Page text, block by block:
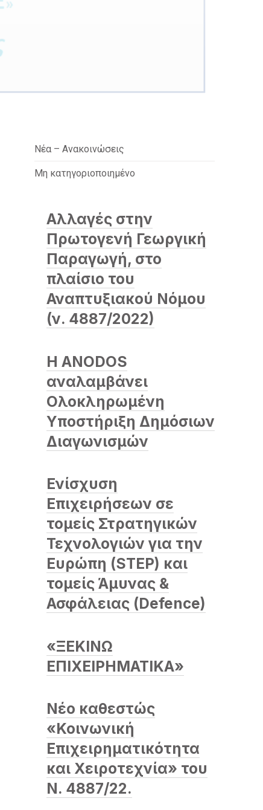
Nέα – Ανακοινώσεις
Μη κατηγοριοποιημένο
Αλλαγές στην
Πρωτογενή Γεωργική
Παραγωγή, στο
πλαίσιο του
Αναπτυξιακού Νόμου
(ν. 4887/2022)
Η ANODOS
αναλαμβάνει
Ολοκληρωμένη
Υποστήριξη Δημόσιων
Διαγωνισμών
Ενίσχυση
Επιχειρήσεων σε
τομείς Στρατηγικών
Τεχνολογιών για την
Ευρώπη (STEP) και
τομείς Άμυνας &
Ασφάλειας (Defence)
«ΞΕΚΙΝΩ
ΕΠΙΧΕΙΡΗΜΑΤΙΚΑ»
Νέο καθεστώς
«Κοινωνική
Επιχειρηματικότητα
και Χειροτεχνία» του
Ν. 4887/22.